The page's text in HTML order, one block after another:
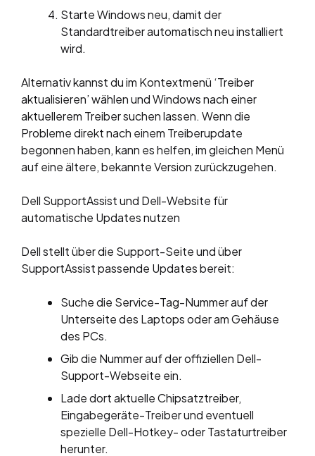
Starte Windows neu, damit der
Standardtreiber automatisch neu installiert
wird.
Alternativ kannst du im Kontextmenü ‘Treiber
aktualisieren’ wählen und Windows nach einer
aktuellerem Treiber suchen lassen. Wenn die
Probleme direkt nach einem Treiberupdate
begonnen haben, kann es helfen, im gleichen Menü
auf eine ältere, bekannte Version zurückzugehen.
Dell SupportAssist und Dell-Website für
automatische Updates nutzen
Dell stellt über die Support-Seite und über
SupportAssist passende Updates bereit:
Suche die Service-Tag-Nummer auf der
Unterseite des Laptops oder am Gehäuse
des PCs.
Gib die Nummer auf der offiziellen Dell-
Support-Webseite ein.
Lade dort aktuelle Chipsatztreiber,
Eingabegeräte-Treiber und eventuell
spezielle Dell-Hotkey- oder Tastaturtreiber
herunter.